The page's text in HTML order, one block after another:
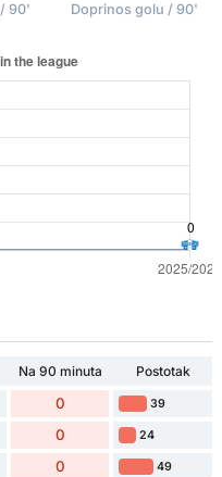
90' Doprinos golu / 90'
Na 90 minuta
Postotak
0 39
0 24
0 49